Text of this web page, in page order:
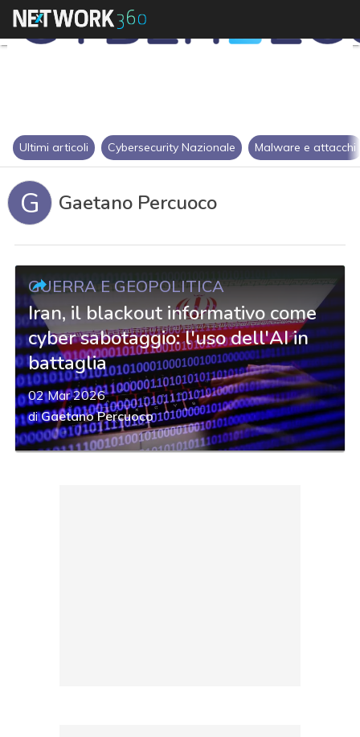
Ultimi articoli Cybersecurity Nazionale Malware e attacchi
G Gaetano Percuoco
GUERRA E GEOPOLITICA
Iran, il blackout informativo come
cyber sabotaggio: l'uso dell'AI in
battaglia
02 Mar 2026
diGaetano Percuoco